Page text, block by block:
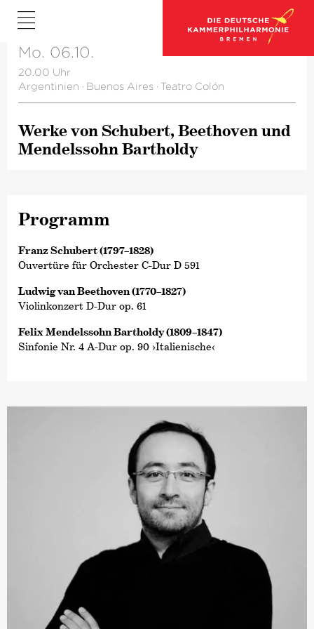
Mo. 06.10.
20.00 Uhr
Argentinien · Buenos Aires · Teatro Colón
Werke von Schubert, Beethoven und
Mendelssohn Bartholdy
Programm
Franz Schubert (1797–1828)
Ouvertüre für Orchester C-Dur D 591
Ludwig van Beethoven (1770–1827)
Violinkonzert D-Dur op. 61
Felix Mendelssohn Bartholdy (1809–1847)
Sinfonie Nr. 4 A-Dur op. 90 ›Italienische‹